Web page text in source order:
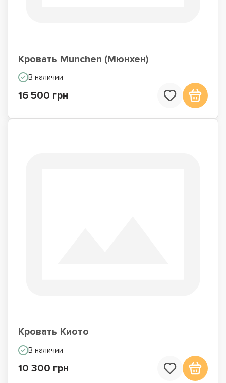
Кровать Munchen (Мюнхен)
В наличии
16 500 грн
Кровать Киото
В наличии
10 300 грн